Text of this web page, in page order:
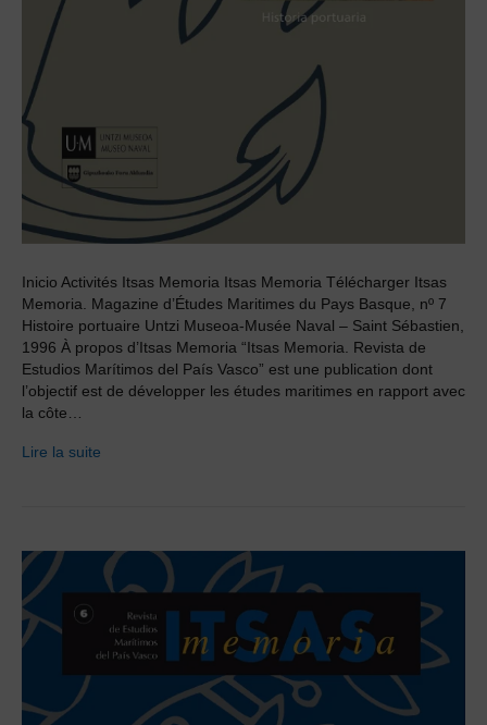
Inicio Activités Itsas Memoria Itsas Memoria Télécharger Itsas
Memoria. Magazine d’Études Maritimes du Pays Basque, nº 7
Histoire portuaire Untzi Museoa-Musée Naval – Saint Sébastien,
1996 À propos d’Itsas Memoria “Itsas Memoria. Revista de
Estudios Marítimos del País Vasco” est une publication dont
l’objectif est de développer les études maritimes en rapport avec
la côte…
Lire la suite